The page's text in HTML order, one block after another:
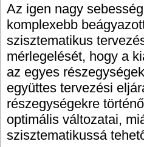
Az igen nagy
komplexebb
szisztematikus
mérlegelését, hogy a
az egyes
együttes tervezési
részegységekre
optimális változatai,
szisztematikussá